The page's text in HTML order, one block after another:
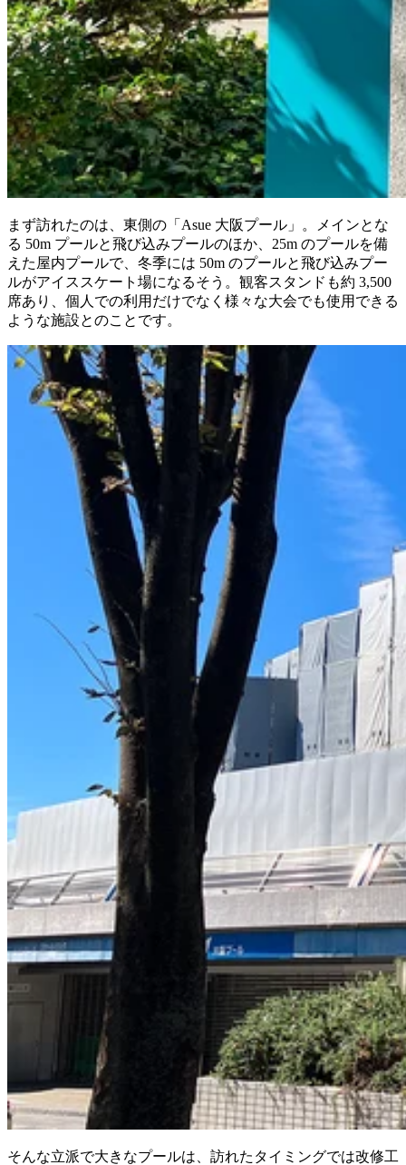
まず訪れたのは、東側の「Asue 大阪プール」。メインとな
る 50m プールと飛び込みプールのほか、25m のプールを備
えた屋内プールで、冬季には 50m のプールと飛び込みプー
ルがアイススケート場になるそう。観客スタンドも約 3,500
席あり、個人での利用だけでなく様々な大会でも使用できる
ような施設とのことです。
そんな立派で大きなプールは、訪れたタイミングでは改修工